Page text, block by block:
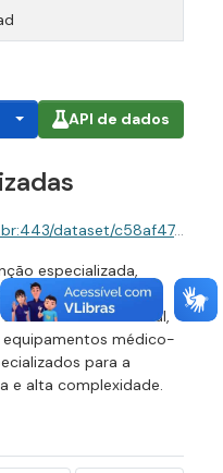
API de dados
2897-4856-b967-b10e46da8d06/download/unidades-especializadas.csv
especializada,
ações e serviços de
ambulatorial,
médico-
para a
e alta complexidade.